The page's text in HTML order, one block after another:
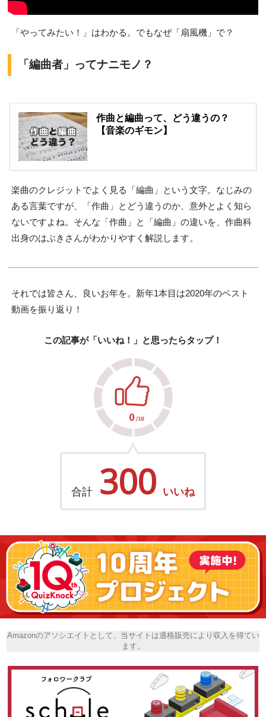
「やってみたい！」はわかる。でもなぜ「扇風機」で？
「編曲者」ってナニモノ？
作曲と編曲って、どう違うの？
【音楽のギモン】
楽曲のクレジットでよく見る「編曲」という文字。なじみの
ある言葉ですが、「作曲」とどう違うのか、意外とよく知ら
ないですよね。そんな「作曲」と「編曲」の違いを、作曲科
出身のはぶきさんがわかりやすく解説します。
それでは皆さん、良いお年を。新年1本目は2020年のベスト
動画を振り返り！
この記事が「いいね！」と思ったらタップ！
合計 300 いいね
Amazonのアソシエイトとして、当サイトは適格販売により収入を得てい
ます。